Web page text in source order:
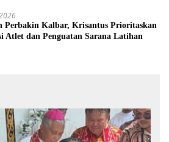
Perbakin Kalbar, Krisantus Prioritaskan
Atlet dan Penguatan Sarana Latihan